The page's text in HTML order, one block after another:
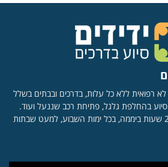
רפואית ללא כל עלות, בדרכים ובבתים בשלל
בהחלפת גלגל, פתיחת רכב שננעל ועוד.
הארגון מספק עזרה לזולת 24 שעות ביממה, בכל ימות השבוע, למעט שבתות